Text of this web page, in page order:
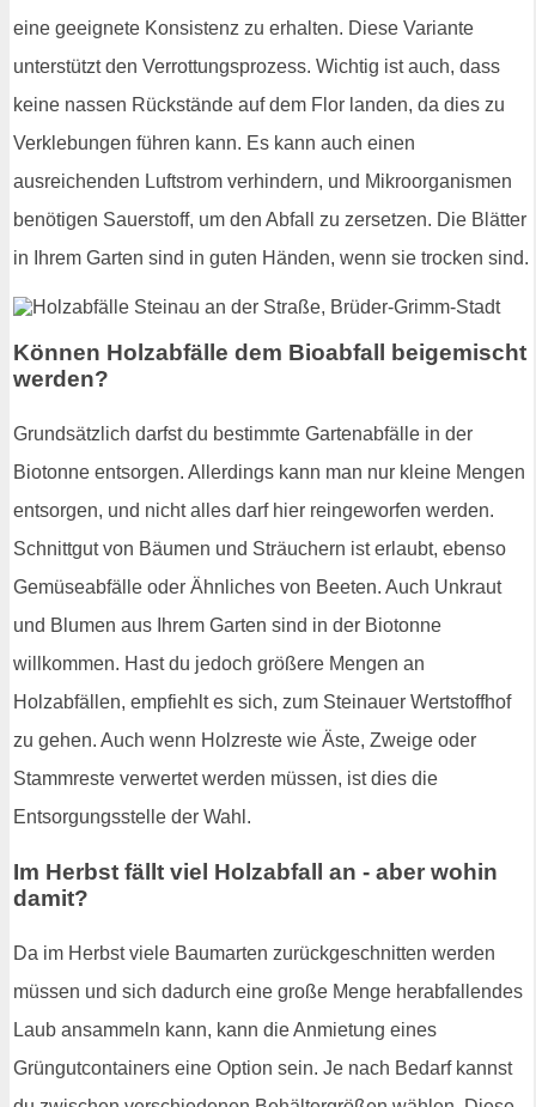
eine geeignete Konsistenz zu erhalten. Diese Variante
unterstützt den Verrottungsprozess. Wichtig ist auch, dass
keine nassen Rückstände auf dem Flor landen, da dies zu
Verklebungen führen kann. Es kann auch einen
ausreichenden Luftstrom verhindern, und Mikroorganismen
benötigen Sauerstoff, um den Abfall zu zersetzen. Die Blätter
in Ihrem Garten sind in guten Händen, wenn sie trocken sind.
Können Holzabfälle dem Bioabfall beigemischt
werden?
Grundsätzlich darfst du bestimmte Gartenabfälle in der
Biotonne entsorgen. Allerdings kann man nur kleine Mengen
entsorgen, und nicht alles darf hier reingeworfen werden.
Schnittgut von Bäumen und Sträuchern ist erlaubt, ebenso
Gemüseabfälle oder Ähnliches von Beeten. Auch Unkraut
und Blumen aus Ihrem Garten sind in der Biotonne
willkommen. Hast du jedoch größere Mengen an
Holzabfällen, empfiehlt es sich, zum Steinauer Wertstoffhof
zu gehen. Auch wenn Holzreste wie Äste, Zweige oder
Stammreste verwertet werden müssen, ist dies die
Entsorgungsstelle der Wahl.
Im Herbst fällt viel Holzabfall an - aber wohin
damit?
Da im Herbst viele Baumarten zurückgeschnitten werden
müssen und sich dadurch eine große Menge herabfallendes
Laub ansammeln kann, kann die Anmietung eines
Grüngutcontainers eine Option sein. Je nach Bedarf kannst